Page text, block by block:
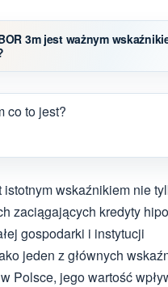
3m jest ważnym
istotnym wskaźnikiem nie
zaciągających kredyty
gospodarki i instytucji
jeden z głównych
Polsce, jego wartość